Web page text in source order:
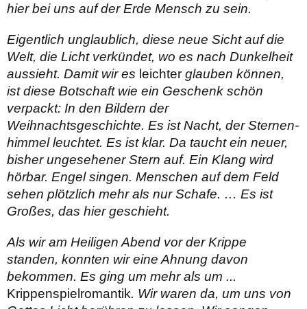
hier bei uns auf der Erde Mensch zu sein.
Eigentlich unglaublich, diese neue Sicht auf die
Welt, die Licht verkündet, wo es nach Dunkelheit
aussieht. Damit wir es leichter glauben können,
ist diese Botschaft wie ein Geschenk schön
verpackt: In den Bildern der
Weihnachtsgeschichte. Es ist Nacht, der Sternen­
himmel leuchtet. Es ist klar. Da taucht ein neuer,
bisher ungesehener Stern auf. Ein Klang wird
hörbar. Engel singen. Menschen auf dem Feld
sehen plötzlich mehr als nur Schafe. … Es ist
Großes, das hier geschieht.
Als wir am Heiligen Abend vor der Krippe
standen, konnten wir eine Ahnung davon
bekommen. Es ging um mehr als um ...
Krippenspielromantik. Wir waren da, um uns von